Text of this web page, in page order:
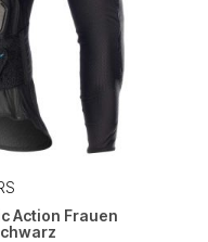
Action Frauen